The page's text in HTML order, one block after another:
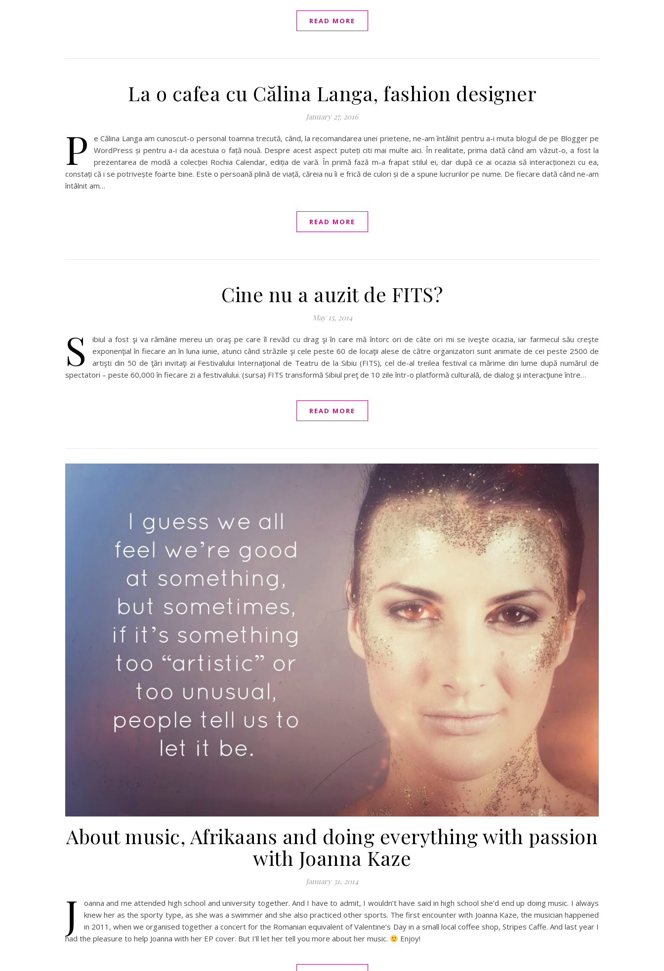
READ MORE
La o cafea cu Călina Langa, fashion designer
January 27, 2016
P
e Călina Langa am cunoscut-o personal toamna trecută, când, la recomandarea unei prietene, ne-am întâlnit pentru a-i muta blogul de pe Blogger pe
WordPress și pentru a-i da acestuia o față nouă. Despre acest aspect puteți citi mai multe aici. În realitate, prima dată când am văzut-o, a fost la
prezentarea de modă a colecției Rochia Calendar, ediția de vară. În primă fază m-a frapat stilul ei, dar după ce ai ocazia să interacționezi cu ea,
constați că i se potrivește foarte bine. Este o persoană plină de viață, căreia nu îi e frică de culori și de a spune lucrurilor pe nume. De fiecare dată când ne-am
întâlnit am…
READ MORE
Cine nu a auzit de FITS?
May 15, 2014
S
ibiul a fost şi va rămâne mereu un oraş pe care îl revăd cu drag şi în care mă întorc ori de câte ori mi se iveşte ocazia, iar farmecul său creşte
exponenţial în fiecare an în luna iunie, atunci când străzile şi cele peste 60 de locaţii alese de către organizatori sunt animate de cei peste 2500 de
artişti din 50 de ţări invitaţi ai Festivalului Internaţional de Teatru de la Sibiu (FITS), cel de-al treilea festival ca mărime din lume după numărul de
spectatori – peste 60,000 în fiecare zi a festivalului. (sursa) FITS transformă Sibiul preţ de 10 zile într-o platformă culturală, de dialog şi interacţiune între…
READ MORE
About music, Afrikaans and doing everything with passion
with Joanna Kaze
January 31, 2014
J
oanna and me attended high school and university together. And I have to admit, I wouldn’t have said in high school she’d end up doing music. I always
knew her as the sporty type, as she was a swimmer and she also practiced other sports. The first encounter with Joanna Kaze, the musician happened
in 2011, when we organised together a concert for the Romanian equivalent of Valentine’s Day in a small local coffee shop, Stripes Caffe. And last year I
had the pleasure to help Joanna with her EP cover. But I’ll let her tell you more about her music.
Enjoy!